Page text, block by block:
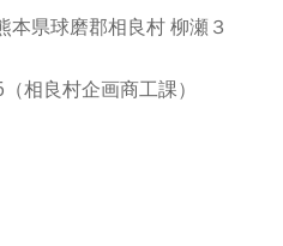
県球磨郡相良村 柳瀬３
相良村企画商工課）